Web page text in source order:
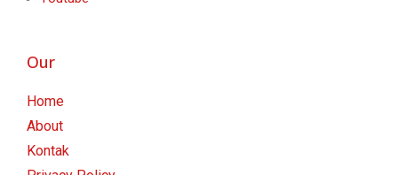
Our
Home
About
Kontak